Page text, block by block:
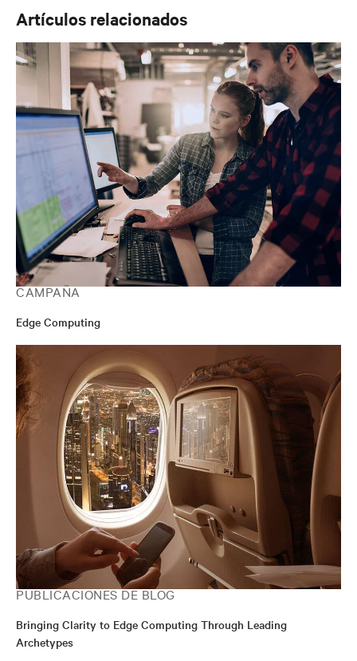
Artículos relacionados
CAMPAÑA
Edge Computing
PUBLICACIONES DE BLOG
Bringing Clarity to Edge Computing Through Leading
Archetypes